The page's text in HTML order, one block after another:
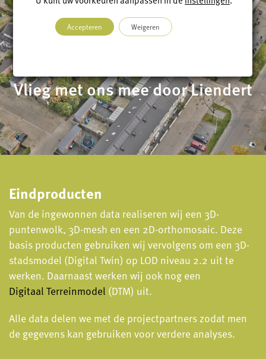
Vlieg met ons mee door Liendert
Eindproducten
Van de ingewonnen data realiseren wij een 3D-
puntenwolk, 3D-mesh en een 2D-orthomosaic. Deze
basis producten gebruiken wij vervolgens om een 3D-
stadsmodel (Digital Twin) op LOD niveau 2.2 uit te
werken. Daarnaast werken wij ook nog een
Digitaal Terreinmodel (DTM) uit.
Alle data delen we met de projectpartners zodat men
de gegevens kan gebruiken voor verdere analyses.
Accepteren Weigeren